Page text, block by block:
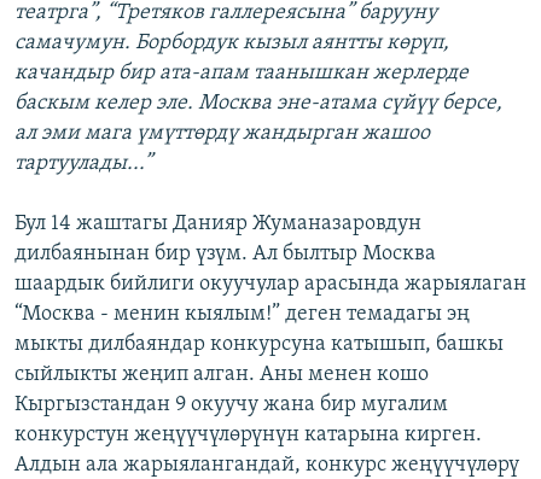
театрга”, “Третяков галлереясына” барууну
самачумун. Борбордук кызыл аянтты көрүп,
качандыр бир ата-апам таанышкан жерлерде
баскым келер эле. Москва эне-атама сүйүү берсе,
ал эми мага үмүттөрдү жандырган жашоо
тартуулады...”
Бул 14 жаштагы Данияр Жуманазаровдун
дилбаянынан бир үзүм. Ал былтыр Москва
шаардык бийлиги окуучулар арасында жарыялаган
“Москва - менин кыялым!” деген темадагы эң
мыкты дилбаяндар конкурсуна катышып, башкы
сыйлыкты жеңип алган. Аны менен кошо
Кыргызстандан 9 окуучу жана бир мугалим
конкурстун жеңүүчүлөрүнүн катарына кирген.
Алдын ала жарыялангандай, конкурс жеңүүчүлөрү